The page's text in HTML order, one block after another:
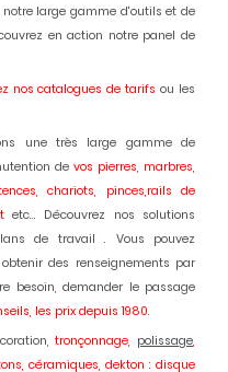
large gamme d'outils et de
en action notre panel de
nos catalogues de tarifs ou les
une très large gamme de
devos pierres, marbres,
chariots, pinces,rails de
etc... Découvrez nos solutions
de travail . Vous pouvez
des renseignements par
besoin, demander le passage
les prix depuis 1980.
tronçonnage, polissage,
céramiques, dekton : disque